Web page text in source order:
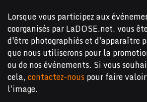
Lorsque vous participez aux
coorganisés par LaDOSE.net, vous
d'être photographiés et d'apparaître
que nous utiliserons pour la
ou de nos événements. Si vous
cela,contactez-nouspour faire
l'image.